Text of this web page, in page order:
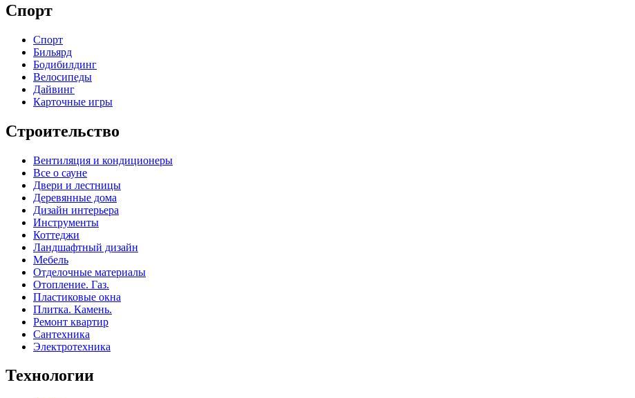
Спорт
Спорт
Бильярд
Бодибилдинг
Велосипеды
Дайвинг
Карточные игры
Строительство
Вентиляция и кондиционеры
Все о сауне
Двери и лестницы
Деревянные дома
Дизайн интерьера
Инструменты
Коттеджи
Ландшафтный дизайн
Мебель
Отделочные материалы
Отопление. Газ.
Пластиковые окна
Плитка. Камень.
Ремонт квартир
Сантехника
Электротехника
Технологии